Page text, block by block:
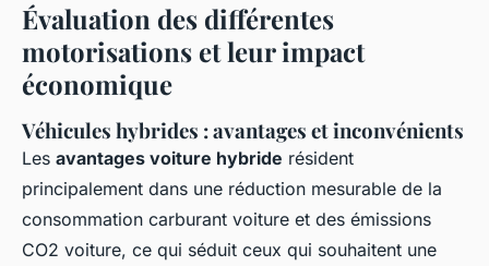
Évaluation des différentes
motorisations et leur impact
économique
Véhicules hybrides : avantages et inconvénients
Les avantages voiture hybride résident
principalement dans une réduction mesurable de la
consommation carburant voiture et des émissions
CO2 voiture, ce qui séduit ceux qui souhaitent une